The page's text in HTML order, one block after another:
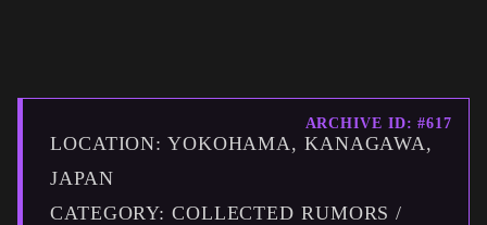
ARCHIVE ID: #617
LOCATION: YOKOHAMA, KANAGAWA,
JAPAN
CATEGORY: COLLECTED RUMORS /